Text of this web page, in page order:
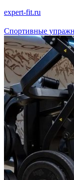
expert-fit.ru
Спортивные